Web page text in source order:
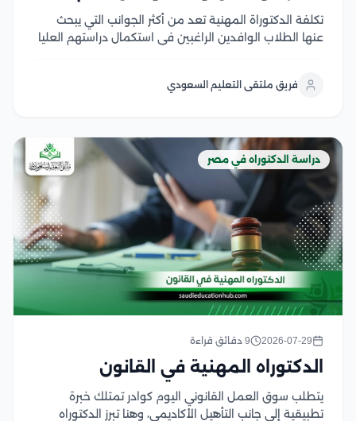
تكلفة الدكتوراة المهنية تعد من أكثر الجوانب التي يبحث
عنها الطلاب الوافدين الراغبين في استكمال دراستهم العليا
عن هذا النوع من...
فريق ملتقى التعليم السعودي
دراسة الدكتوراه في مصر
2026-07-29 9 دقائق قراءة
الدكتوراه المهنية في القانون
يتطلب سوق العمل القانوني اليوم كوادر تمتلك خبرة
تطبيقية إلى جانب التأهيل الأكاديمي، وهنا تبرز الدكتوراه